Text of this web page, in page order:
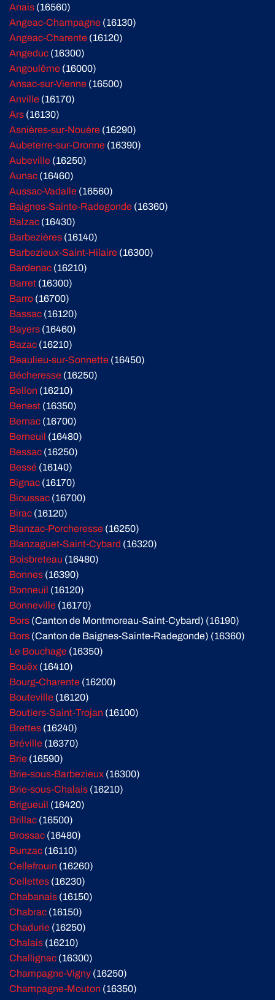
Anais (16560)
Angeac-Champagne (16130)
Angeac-Charente (16120)
Angeduc (16300)
Angoulême (16000)
Ansac-sur-Vienne (16500)
Anville (16170)
Ars (16130)
Asnières-sur-Nouère (16290)
Aubeterre-sur-Dronne (16390)
Aubeville (16250)
Aunac (16460)
Aussac-Vadalle (16560)
Baignes-Sainte-Radegonde (16360)
Balzac (16430)
Barbezières (16140)
Barbezieux-Saint-Hilaire (16300)
Bardenac (16210)
Barret (16300)
Barro (16700)
Bassac (16120)
Bayers (16460)
Bazac (16210)
Beaulieu-sur-Sonnette (16450)
Bécheresse (16250)
Bellon (16210)
Benest (16350)
Bernac (16700)
Berneuil (16480)
Bessac (16250)
Bessé (16140)
Bignac (16170)
Bioussac (16700)
Birac (16120)
Blanzac-Porcheresse (16250)
Blanzaguet-Saint-Cybard (16320)
Boisbreteau (16480)
Bonnes (16390)
Bonneuil (16120)
Bonneville (16170)
Bors (Canton de Montmoreau-Saint-Cybard) (16190)
Bors (Canton de Baignes-Sainte-Radegonde) (16360)
Le Bouchage (16350)
Bouëx (16410)
Bourg-Charente (16200)
Bouteville (16120)
Boutiers-Saint-Trojan (16100)
Brettes (16240)
Bréville (16370)
Brie (16590)
Brie-sous-Barbezieux (16300)
Brie-sous-Chalais (16210)
Brigueuil (16420)
Brillac (16500)
Brossac (16480)
Bunzac (16110)
Cellefrouin (16260)
Cellettes (16230)
Chabanais (16150)
Chabrac (16150)
Chadurie (16250)
Chalais (16210)
Challignac (16300)
Champagne-Vigny (16250)
Champagne-Mouton (16350)